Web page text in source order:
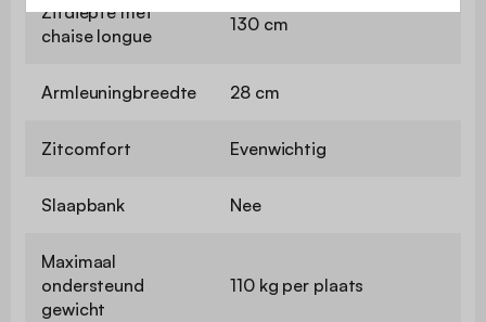
Zitdiepte met
chaise longue
130 cm
Armleuningbreedte 28 cm
Zitcomfort Evenwichtig
Slaapbank Nee
Maximaal
ondersteund
gewicht
110 kg per plaats